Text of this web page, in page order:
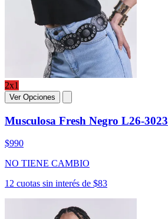
2x1
Ver Opciones
Musculosa Fresh Negro L26-3023
$990
NO TIENE CAMBIO
12 cuotas sin interés de $83